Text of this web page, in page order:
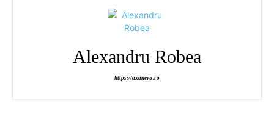
Alexandru Robea
https://axanews.ro